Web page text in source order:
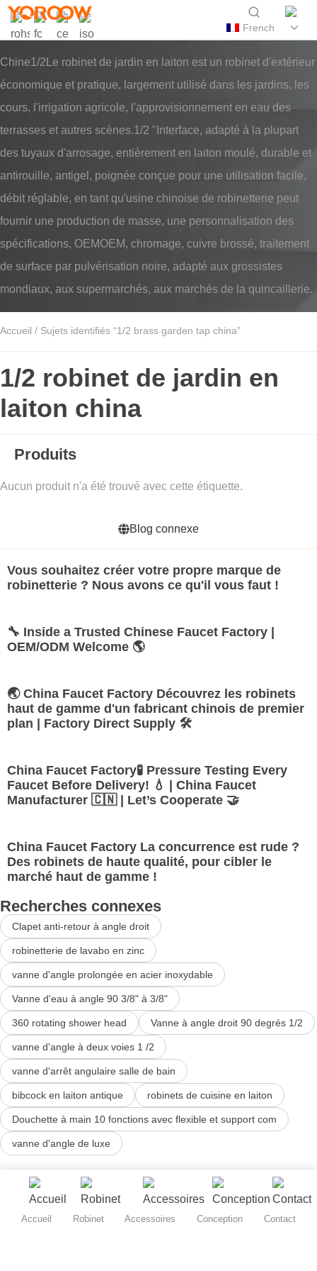
French
Chine1/2Le robinet de jardin en laiton est un robinet d'extérieur
économique et pratique, largement utilisé dans les jardins, les
cours, l'irrigation agricole, l'approvisionnement en eau des
terrasses et autres scènes.1/2 "Interface, adapté à la plupart
des tuyaux d'arrosage, entièrement en laiton moulé, durable et
antirouille, antigel, poignée conçue pour une utilisation facile,
débit réglable, en tant qu'usine chinoise de robinetterie peut
fournir une production de masse, une personnalisation des
spécifications, OEMOEM, chromage, cuivre brossé, traitement
de surface par pulvérisation noire, adapté aux grossistes
mondiaux, aux supermarchés, aux marchés de la quincaillerie.
Accueil / Sujets identifiés “1/2 brass garden tap china”
1/2 robinet de jardin en
laiton china
Produits
Aucun produit n'a été trouvé avec cette étiquette.
Blog connexe
Vous souhaitez créer votre propre marque de
robinetterie ? Nous avons ce qu'il vous faut !
🔧 Inside a Trusted Chinese Faucet Factory |
OEM/ODM Welcome 🌎
🌏 China Faucet Factory Découvrez les robinets
haut de gamme d'un fabricant chinois de premier
plan | Factory Direct Supply 🛠️
China Faucet Factory🧪 Pressure Testing Every
Faucet Before Delivery! 💧 | China Faucet
Manufacturer 🇨🇳 | Let’s Cooperate 🤝
China Faucet Factory La concurrence est rude ?
Des robinets de haute qualité, pour cibler le
marché haut de gamme !
Recherches connexes
Clapet anti-retour à angle droit
robinetterie de lavabo en zinc
vanne d'angle prolongée en acier inoxydable
Vanne d'eau à angle 90 3/8" à 3/8"
360 rotating shower head Vanne à angle droit 90 degrés 1/2
vanne d'angle à deux voies 1 /2
vanne d'arrêt angulaire salle de bain
bibcock en laiton antique robinets de cuisine en laiton
Douchette à main 10 fonctions avec flexible et support com
vanne d'angle de luxe
Accueil Robinet Accessoires Conception Contact